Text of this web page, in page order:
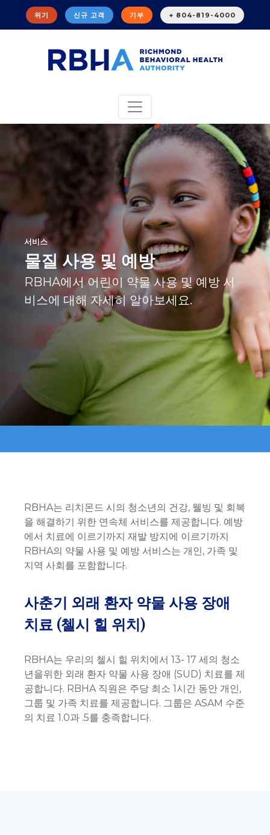
위기 신규 고객 기부 + 804-819-4000
서비스
물질 사용 및 예방
RBHA에서 어린이 약물 사용 및 예방 서
비스에 대해 자세히 알아보세요.
RBHA는 리치몬드 시의 청소년의 건강, 웰빙 및 회복
을 해결하기 위한 연속체 서비스를 제공합니다. 예방
에서 치료에 이르기까지 재발 방지에 이르기까지
RBHA의 약물 사용 및 예방 서비스는 개인, 가족 및
지역 사회를 포함합니다.
사춘기 외래 환자 약물 사용 장애
치료 (첼시 힐 위치)
RBHA는 우리의 첼시 힐 위치에서 13- 17 세의 청소
년을위한 외래 환자 약물 사용 장애 (SUD) 치료를 제
공합니다. RBHA 직원은 주당 최소 1시간 동안 개인,
그룹 및 가족 치료를 제공합니다. 그룹은 ASAM 수준
의 치료 1.0과 .5를 충족합니다.